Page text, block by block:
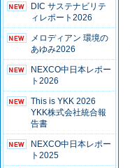
DIC サステナビリテ
ィレポート2026
メロディアン 環境の
あゆみ2026
NEXCO中日本レポー
ト2026
This is YKK 2026
YKK株式会社統合報
告書
NEXCO中日本レポー
ト2025